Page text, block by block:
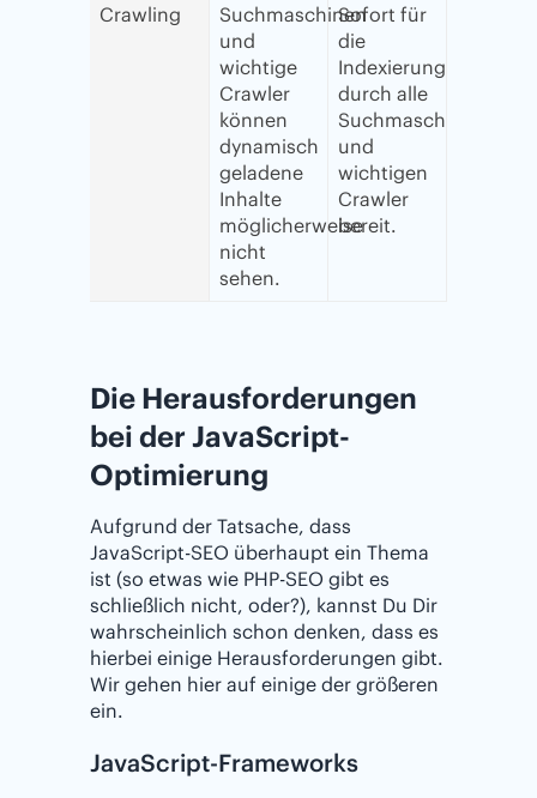
Crawling
Suchmaschinen
und
wichtige
Crawler
können
dynamisch
geladene
Inhalte
möglicherweise
nicht
sehen.
Sofort für
die
Indexierung
durch alle
Suchmaschinen
und
wichtigen
Crawler
bereit.
Die Herausforderungen
bei der JavaScript-
Optimierung
Aufgrund der Tatsache, dass
JavaScript-SEO überhaupt ein Thema
ist (so etwas wie PHP-SEO gibt es
schließlich nicht, oder?), kannst Du Dir
wahrscheinlich schon denken, dass es
hierbei einige Herausforderungen gibt.
Wir gehen hier auf einige der größeren
ein.
JavaScript-Frameworks